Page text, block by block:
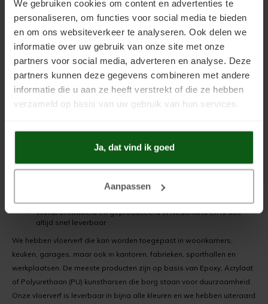
We gebruiken cookies om content en advertenties te
personaliseren, om functies voor social media te bieden
en om ons websiteverkeer te analyseren. Ook delen we
informatie over uw gebruik van onze site met onze
partners voor social media, adverteren en analyse. Deze
partners kunnen deze gegevens combineren met andere
informatie die u aan ze heeft verstrekt of die ze hebben
verzameld op basis van uw gebruik van hun services.
Ja, dat vind ik goed
Aanpassen
Topkwaliteit verf voor alle type vloeren.
Voordelen en eigenschappen Scanofloor vloerverf:
Hoogste kwaliteit betonverf (zeer slijtvast)
Specialist in kunststofcoat, de enige echte laminaatverf,
Alle coatings zijn getest onder de meest extreme
omstandigheden
Primers (grondverf) voor alle vloertypen
Special ontwikkelde tegelprimer voor harde ondergronden en
geglazuurde tegels
Wordt ontwikkeld en geproduceerd in Nederland en is dus
altijd snel leverbaar
We hebben vloerverf die kan worden toegepast in woonkamers,
keuken, garages, maar ook in kantoren, fabrieken, sporthallen en
werkplaatsen. De meeste producten zijn op basis van Epoxy, Acrylaat
of Polyurethaan (PU) kunstharsen die borg staan voor duurzaamheid.
Onze vloerverf is leverbaar in bijna alle kleuren en we hebben uiteraard